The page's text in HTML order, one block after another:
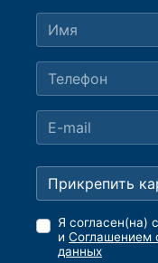
Прикрепить
Я согласен(на) с
и Соглашением
данных